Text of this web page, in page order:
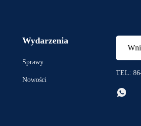
Wydarzenia
Sprawy
Nowości
TEL:
